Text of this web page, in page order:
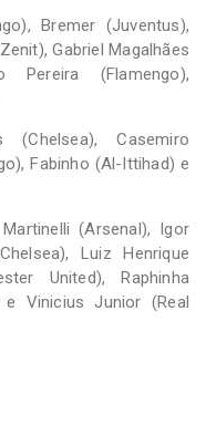
Bremer (Juventus),
Gabriel Magalhães
Pereira (Flamengo),
Casemiro
Fabinho (Al-Ittihad) e
(Arsenal), Igor
Luiz Henrique
United), Raphinha
e Vinicius Junior (Real